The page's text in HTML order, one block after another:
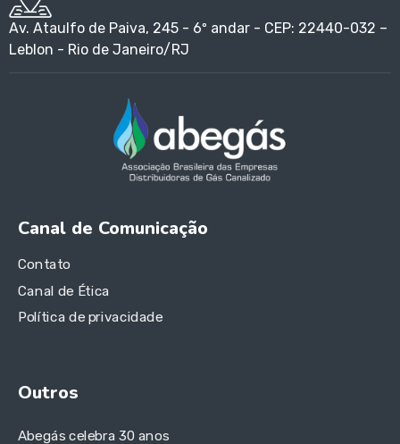
Av. Ataulfo de Paiva, 245 - 6º andar - CEP: 22440-032 –
Leblon - Rio de Janeiro/RJ
Canal de Comunicação
Contato
Canal de Ética
Política de privacidade
Outros
Abegás celebra 30 anos